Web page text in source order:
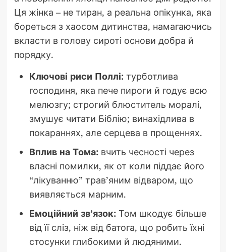
Ця жінка – не тиран, а реальна опікунка, яка
бореться з хаосом дитинства, намагаючись
вкласти в голову сироті основи добра й
порядку.
Ключові риси Поллі:турботлива
господиня, яка пече пироги й годує всю
мелюзгу; строгий блюститель моралі,
змушує читати Біблію; винахідлива в
покараннях, але серцева в прощеннях.
Вплив на Тома:вчить чесності через
власні помилки, як от коли піддає його
“лікуванню” трав’яним відваром, що
виявляється марним.
Емоційний зв’язок:Том шкодує більше
від її сліз, ніж від батога, що робить їхні
стосунки глибокими й людяними.